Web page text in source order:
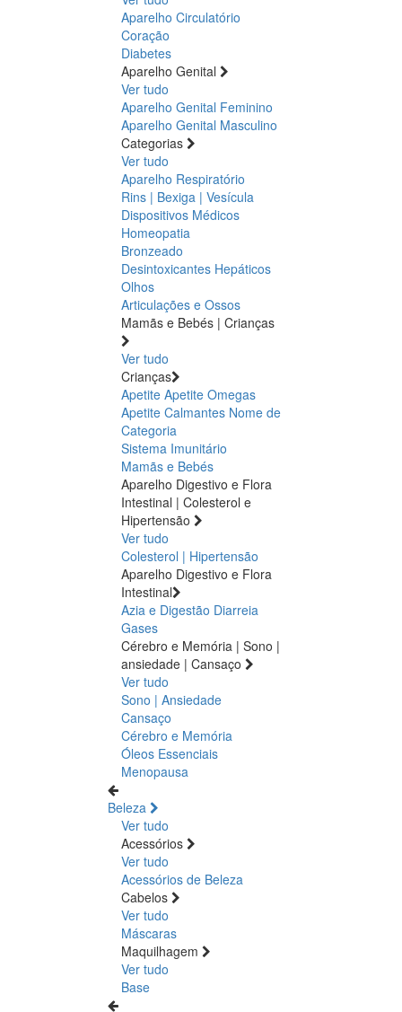
Aparelho Circulatório
Coração
Diabetes
Aparelho Genital
Ver tudo
Aparelho Genital Feminino
Aparelho Genital Masculino
Categorias
Ver tudo
Aparelho Respiratório
Rins | Bexiga | Vesícula
Dispositivos Médicos
Homeopatia
Bronzeado
Desintoxicantes Hepáticos
Olhos
Articulações e Ossos
Mamãs e Bebés | Crianças
Ver tudo
Crianças
Apetite Apetite Omegas
Apetite Calmantes Nome de
Categoria
Sistema Imunitário
Mamãs e Bebés
Aparelho Digestivo e Flora
Intestinal | Colesterol e
Hipertensão
Ver tudo
Colesterol | Hipertensão
Aparelho Digestivo e Flora
Intestinal
Azia e Digestão Diarreia
Gases
Cérebro e Memória | Sono |
ansiedade | Cansaço
Ver tudo
Sono | Ansiedade
Cansaço
Cérebro e Memória
Óleos Essenciais
Menopausa
Beleza
Ver tudo
Acessórios
Ver tudo
Acessórios de Beleza
Cabelos
Ver tudo
Máscaras
Maquilhagem
Ver tudo
Base